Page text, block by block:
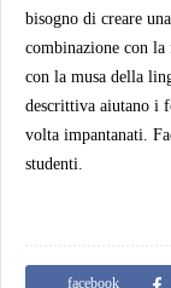
bisogno di creare
combinazione con la
con la musa della
descrittiva aiutano i
volta impantanati.
studenti.
facebook